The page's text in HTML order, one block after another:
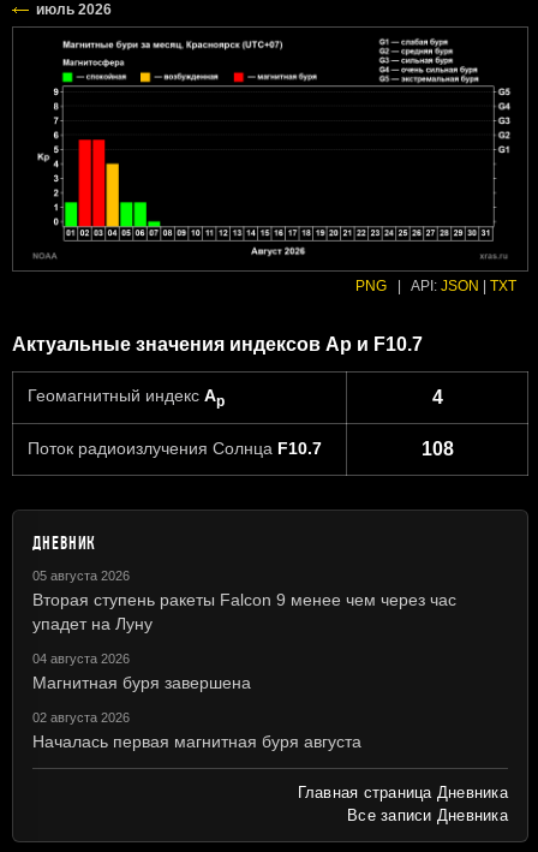
PNG API: JSON TXT
Актуальные значения индексов Ap и F10.7
Геомагнитный индекс Ap 4
Поток радиоизлучения Солнца F10.7 108
ДНЕВНИК
05 августа 2026
Вторая ступень ракеты Falcon 9 менее чем через час
упадет на Луну
04 августа 2026
Магнитная буря завершена
02 августа 2026
Началась первая магнитная буря августа
Главная страница Дневника
Все записи Дневника